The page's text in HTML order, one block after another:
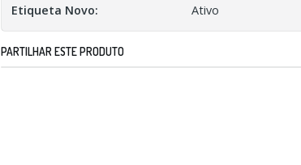
Etiqueta Novo: Ativo
PARTILHAR ESTE PRODUTO